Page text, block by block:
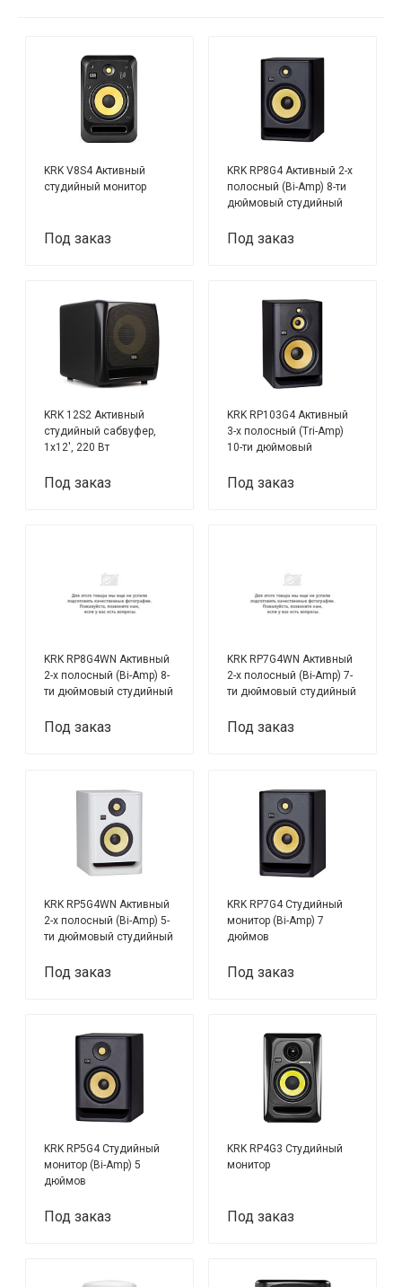
KRK V8S4 Активный
студийный монитор
Под заказ
KRK RP8G4 Активный 2-х
полосный (Bi-Amp) 8-ти
дюймовый студийный
Под заказ
KRK 12S2 Активный
студийный сабвуфер,
1х12', 220 Вт
Под заказ
KRK RP103G4 Активный
3-х полосный (Tri-Amp)
10-ти дюймовый
монитор
Под заказ
KRK RP8G4WN Активный
2-х полосный (Bi-Amp) 8-
ти дюймовый студийный
Под заказ
KRK RP7G4WN Активный
2-х полосный (Bi-Amp) 7-
ти дюймовый студийный
Под заказ
KRK RP5G4WN Активный
2-х полосный (Bi-Amp) 5-
ти дюймовый студийный
Под заказ
KRK RP7G4 Студийный
монитор (Bi-Amp) 7
дюймов
Под заказ
KRK RP5G4 Студийный
монитор (Bi-Amp) 5
дюймов
Под заказ
KRK RP4G3 Студийный
монитор
Под заказ